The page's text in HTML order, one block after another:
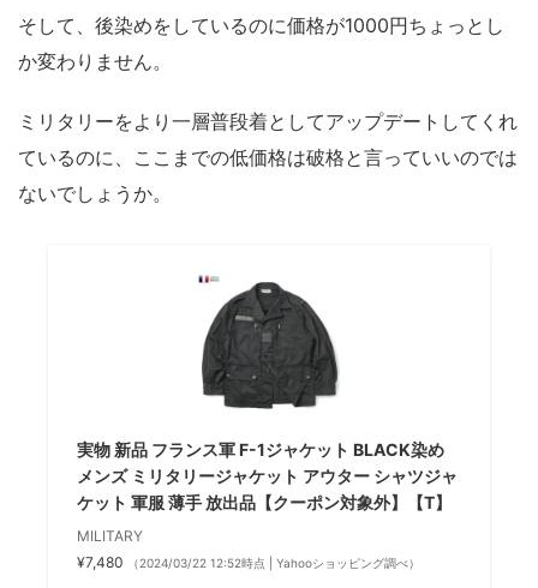
そして、後染めをしているのに価格が1000円ちょっとし
か変わりません。
ミリタリーをより一層普段着としてアップデートしてくれ
ているのに、ここまでの低価格は破格と言っていいのでは
ないでしょうか。
実物 新品 フランス軍 F-1ジャケット BLACK染め
メンズ ミリタリージャケット アウター シャツジャ
ケット 軍服 薄手 放出品【クーポン対象外】【T】
MILITARY
¥7,480
（2024/03/22 12:52時点 | Yahooショッピング調べ）